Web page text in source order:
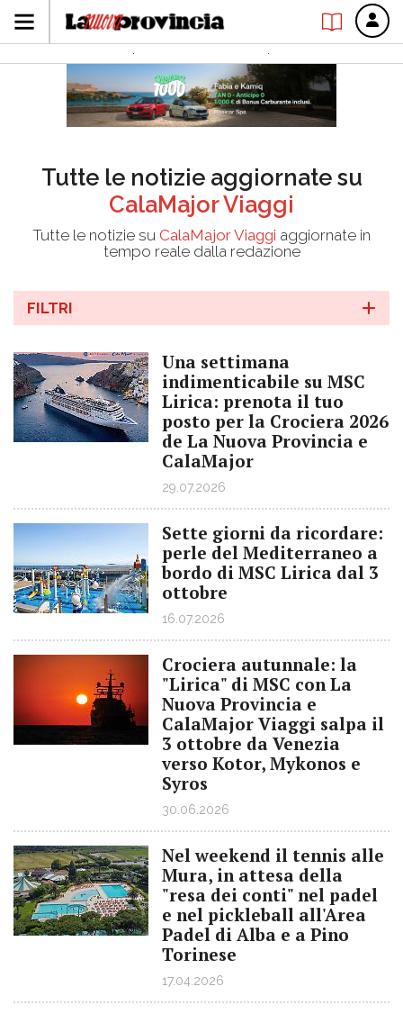
Tutte le notizie aggiornate su
CalaMajor Viaggi
Tutte le notizie su CalaMajor Viaggi aggiornate in
tempo reale dalla redazione
FILTRI
Una settimana
indimenticabile su MSC
Lirica: prenota il tuo
posto per la Crociera 2026
de La Nuova Provincia e
CalaMajor
29.07.2026
Sette giorni da ricordare:
perle del Mediterraneo a
bordo di MSC Lirica dal 3
ottobre
16.07.2026
Crociera autunnale: la
"Lirica" di MSC con La
Nuova Provincia e
CalaMajor Viaggi salpa il
3 ottobre da Venezia
verso Kotor, Mykonos e
Syros
30.06.2026
Nel weekend il tennis alle
Mura, in attesa della
"resa dei conti" nel padel
e nel pickleball all'Area
Padel di Alba e a Pino
Torinese
17.04.2026